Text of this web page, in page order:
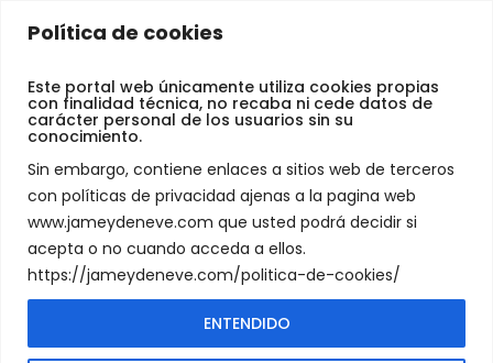
Política de cookies
Este portal web únicamente utiliza cookies propias
con finalidad técnica, no recaba ni cede datos de
carácter personal de los usuarios sin su
conocimiento.
Sin embargo, contiene enlaces a sitios web de terceros
con políticas de privacidad ajenas a la pagina web
www.jameydeneve.com que usted podrá decidir si
acepta o no cuando acceda a ellos.
https://jameydeneve.com/politica-de-cookies/
ENTENDIDO
Jamey
Neve Zapatos
Showing all 2 results